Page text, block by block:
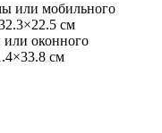
или мобильного
см
оконного
см